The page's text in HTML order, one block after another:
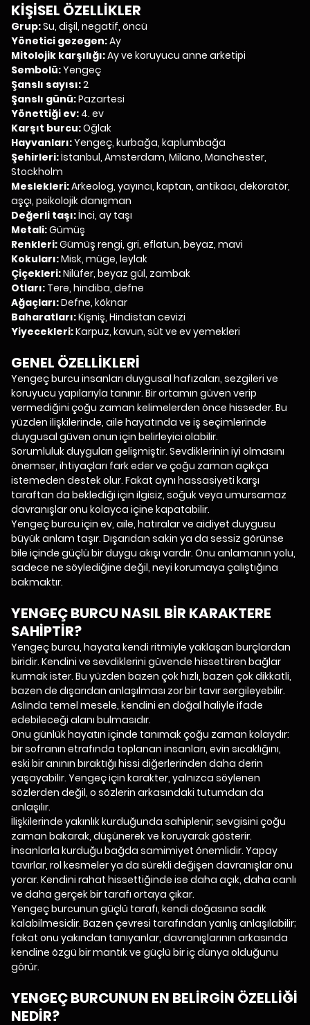
KİŞİSEL ÖZELLİKLER
Grup:Su, dişil, negatif, öncü
Yönetici gezegen:Ay
Mitolojik karşılığı:Ay ve koruyucu anne arketipi
Sembolü:Yengeç
Şanslı sayısı:2
Şanslı günü:Pazartesi
Yönettiği ev: 4. ev
Karşıt burcu:Oğlak
Hayvanları:Yengeç, kurbağa, kaplumbağa
Şehirleri:İstanbul, Amsterdam, Milano, Manchester,
Stockholm
Meslekleri:Arkeolog, yayıncı, kaptan, antikacı, dekoratör,
aşçı, psikolojik danışman
Değerli taşı:İnci, ay taşı
Metali:Gümüş
Renkleri:Gümüş rengi, gri, eflatun, beyaz, mavi
Kokuları:Misk, müge, leylak
Çiçekleri:Nilüfer, beyaz gül, zambak
Otları: Tere, hindiba, defne
Ağaçları:Defne, köknar
Baharatları:Kişniş, Hindistan cevizi
Yiyecekleri:Karpuz, kavun, süt ve ev yemekleri
GENEL ÖZELLİKLERİ
Yengeç burcu insanları duygusal hafızaları, sezgileri ve
koruyucu yapılarıyla tanınır. Bir ortamın güven verip
vermediğini çoğu zaman kelimelerden önce hisseder. Bu
yüzden ilişkilerinde, aile hayatında ve iş seçimlerinde
duygusal güven onun için belirleyici olabilir.
Sorumluluk duyguları gelişmiştir. Sevdiklerinin iyi olmasını
önemser, ihtiyaçları fark eder ve çoğu zaman açıkça
istemeden destek olur. Fakat aynı hassasiyeti karşı
taraftan da beklediği için ilgisiz, soğuk veya umursamaz
davranışlar onu kolayca içine kapatabilir.
Yengeç burcu için ev, aile, hatıralar ve aidiyet duygusu
büyük anlam taşır. Dışarıdan sakin ya da sessiz görünse
bile içinde güçlü bir duygu akışı vardır. Onu anlamanın yolu,
sadece ne söylediğine değil, neyi korumaya çalıştığına
bakmaktır.
YENGEÇ BURCU NASIL BİR KARAKTERE
SAHİPTİR?
Yengeç burcu, hayata kendi ritmiyle yaklaşan burçlardan
biridir. Kendini ve sevdiklerini güvende hissettiren bağlar
kurmak ister. Bu yüzden bazen çok hızlı, bazen çok dikkatli,
bazen de dışarıdan anlaşılması zor bir tavır sergileyebilir.
Aslında temel mesele, kendini en doğal haliyle ifade
edebileceği alanı bulmasıdır.
Onu günlük hayatın içinde tanımak çoğu zaman kolaydır:
bir sofranın etrafında toplanan insanları, evin sıcaklığını,
eski bir anının bıraktığı hissi diğerlerinden daha derin
yaşayabilir. Yengeç için karakter, yalnızca söylenen
sözlerden değil, o sözlerin arkasındaki tutumdan da
anlaşılır.
İlişkilerinde yakınlık kurduğunda sahiplenir; sevgisini çoğu
zaman bakarak, düşünerek ve koruyarak gösterir.
İnsanlarla kurduğu bağda samimiyet önemlidir. Yapay
tavırlar, rol kesmeler ya da sürekli değişen davranışlar onu
yorar. Kendini rahat hissettiğinde ise daha açık, daha canlı
ve daha gerçek bir tarafı ortaya çıkar.
Yengeç burcunun güçlü tarafı, kendi doğasına sadık
kalabilmesidir. Bazen çevresi tarafından yanlış anlaşılabilir;
fakat onu yakından tanıyanlar, davranışlarının arkasında
kendine özgü bir mantık ve güçlü bir iç dünya olduğunu
görür.
YENGEÇ BURCUNUN EN BELİRGİN ÖZELLİĞİ
NEDİR?